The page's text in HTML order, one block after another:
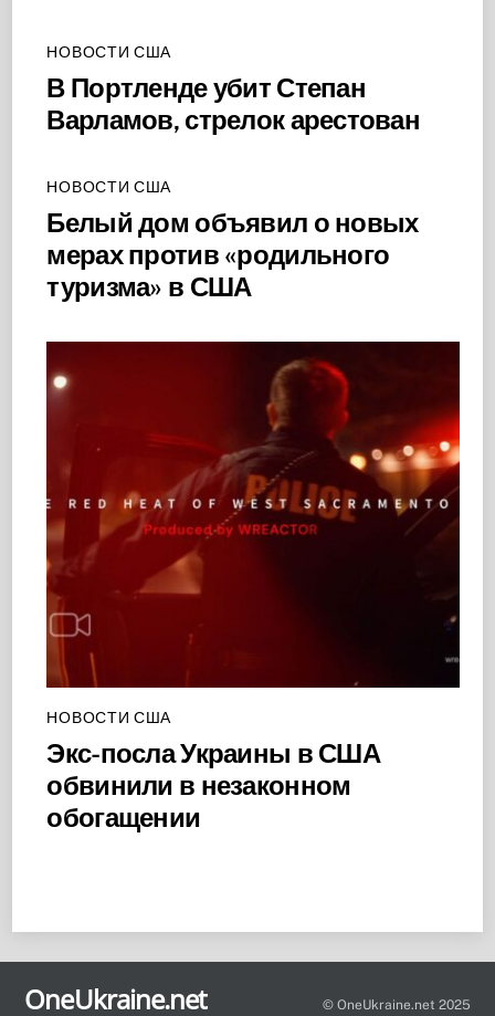
НОВОСТИ США
В Портленде убит Степан
Варламов, стрелок арестован
НОВОСТИ США
Белый дом объявил о новых
мерах против «родильного
туризма» в США
НОВОСТИ США
Экс-посла Украины в США
обвинили в незаконном
обогащении
Top
OneUkraine.net © OneUkraine.net 2025